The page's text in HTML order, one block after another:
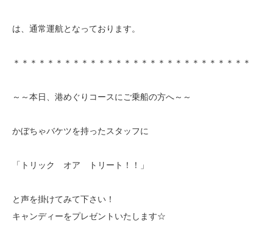
は、通常運航となっております。
＊＊＊＊＊＊＊＊＊＊＊＊＊＊＊＊＊＊＊＊＊＊＊＊＊＊＊＊
～～本日、港めぐりコースにご乗船の方へ～～
かぼちゃバケツを持ったスタッフに
「トリック オア トリート！！」
と声を掛けてみて下さい！
キャンディーをプレゼントいたします☆